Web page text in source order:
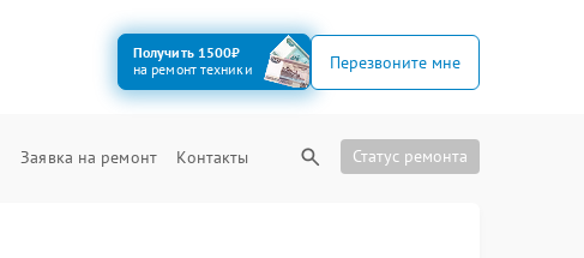
Получить 1500₽
на ремонт техники
Перезвоните мне
Заявка на ремонт Контакты Статус ремонта